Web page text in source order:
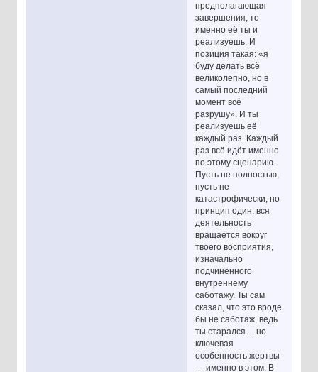
предполагающая
завершения, то
именно её ты и
реализуешь. И
позиция такая: «я
буду делать всё
великолепно, но в
самый последний
момент всё
разрушу». И ты
реализуешь её
каждый раз. Каждый
раз всё идёт именно
по этому сценарию.
Пусть не полностью,
пусть не
катастрофически, но
принцип один: вся
деятельность
вращается вокруг
твоего восприятия,
изначально
подчинённого
внутреннему
саботажу. Ты сам
сказал, что это вроде
бы не саботаж, ведь
ты старался… но
ключевая
особенность жертвы
— именно в этом. В